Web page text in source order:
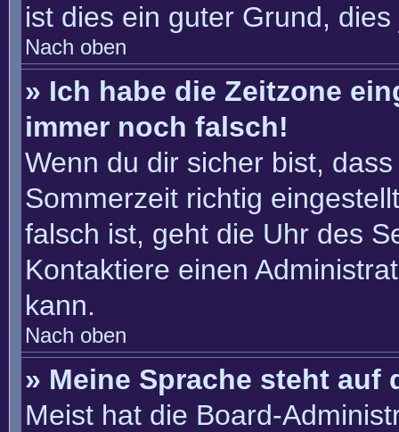
ist dies ein guter Grund,
Nach oben
» Ich habe die Zeitzone
immer noch falsch!
Wenn du dir sicher bist,
Sommerzeit richtig
falsch ist, geht die Uhr des
Kontaktiere einen
kann.
Nach oben
» Meine Sprache steht
Meist hat die Board-